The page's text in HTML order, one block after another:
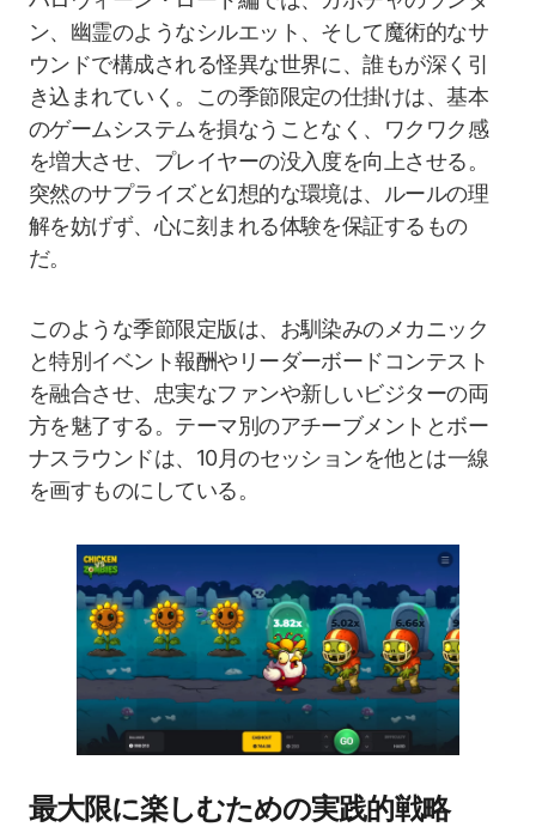
ン、幽霊のようなシルエット、そして魔術的なサ
ウンドで構成される怪異な世界に、誰もが深く引
き込まれていく。この季節限定の仕掛けは、基本
のゲームシステムを損なうことなく、ワクワク感
を増大させ、プレイヤーの没入度を向上させる。
突然のサプライズと幻想的な環境は、ルールの理
解を妨げず、心に刻まれる体験を保証するもの
だ。
このような季節限定版は、お馴染みのメカニック
と特別イベント報酬やリーダーボードコンテスト
を融合させ、忠実なファンや新しいビジターの両
方を魅了する。テーマ別のアチーブメントとボー
ナスラウンドは、10月のセッションを他とは一線
を画すものにしている。
最大限に楽しむための実践的戦略